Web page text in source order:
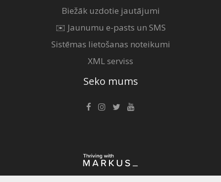
Biežāk uzdotie jautājumi
✉️ Jaunumu e-pasts un SMS
Sistēmas lietošanas noteikumi
XML serviss
Seko mums